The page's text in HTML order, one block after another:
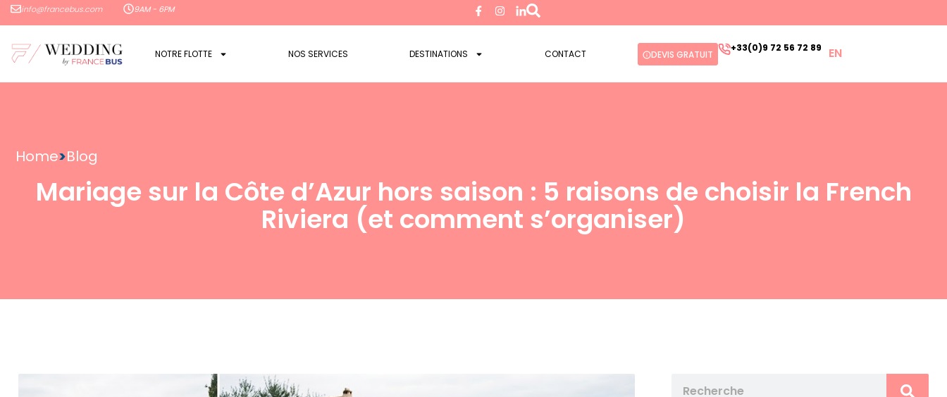
info@francebus.com 9AM - 6PM
NOTRE FLOTTE NOS SERVICES DESTINATIONS CONTACT DEVIS GRATUIT
+33(0)9 72 56 72 89 EN
Home>Blog
Mariage sur la Côte d’Azur hors saison : 5 raisons de choisir la French
Riviera (et comment s’organiser)